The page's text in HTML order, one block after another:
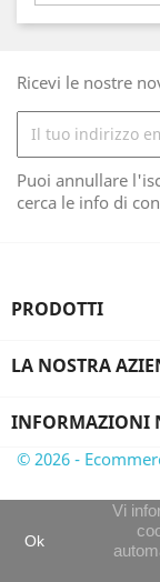
Ricevi le nostre
Puoi annullare
cerca le info di
PRODOTTI
LA NOSTRA
INFORMAZIONI
Ok
Vi
© 2026 -